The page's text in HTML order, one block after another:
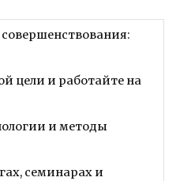
цели и работайте на
и методы
семинарах и